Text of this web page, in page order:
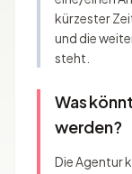
kürzester
und die
steht.
Was
werden?
Die Agentur